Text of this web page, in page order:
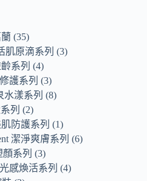
35
肌原滴系列
3
系列
4
護系列
3
水漾系列
8
列
2
防護系列
1
潔淨爽膚系列
6
系列
3
感煥活系列
4